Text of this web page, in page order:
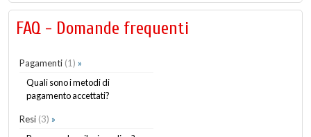
FAQ - Domande frequenti
Pagamenti (1) »
Quali sono i metodi di
pagamento accettati?
Resi (3) »